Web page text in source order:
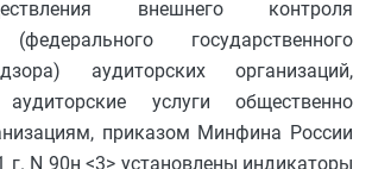
внешнего контроля
(федерального государственного
аудиторских организаций,
услуги общественно
приказом Минфина России
г. N 90н <3> установлены индикаторы